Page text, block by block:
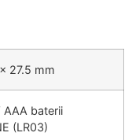
27.5 mm
AAA baterii
(LR03)